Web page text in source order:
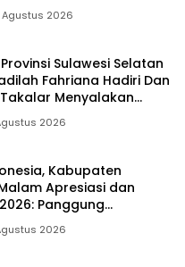
Agustus 2026
Sulawesi Selatan
Fahriana Hadiri Dan
Menyalakan
Melalui Malam
Award 2026
2026
Kabupaten
Apresiasi dan
Panggung
Pelayan Publik
2026